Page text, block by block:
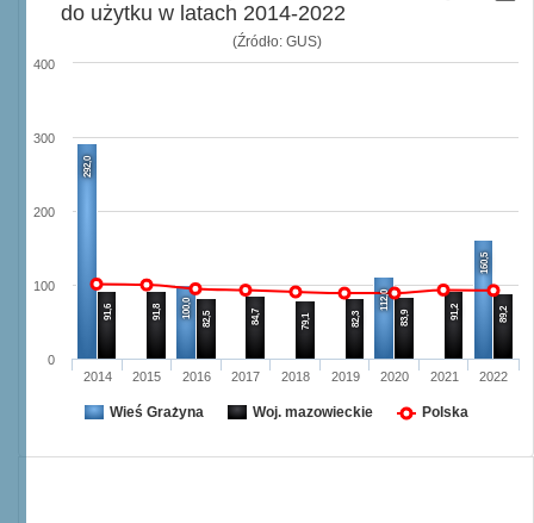
(Źródło: GUS)
292,0
100,0 112,0
160,5
91,6 91,8 82,5 84,7 79,1 82,3 83,9 91,2 89,2
2014 2015 2016 2017 2018 2019 2020 2021 2022
0
100
200
300
400
do użytku w latach 2014-2022
Wieś Grażyna Woj. mazowieckie Polska